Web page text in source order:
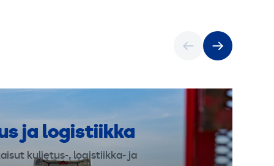
ja logistiikka
kuljetus-, logistiikka- ja